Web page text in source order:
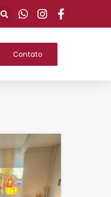
Contato